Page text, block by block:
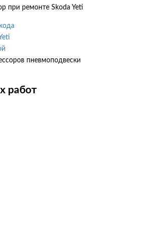
при ремонте Skoda Yeti
пневмоподвески
работ